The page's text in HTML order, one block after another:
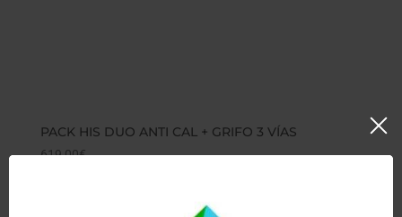
PACK HIS DUO ANTI CAL + GRIFO 3 VÍAS
619,00€